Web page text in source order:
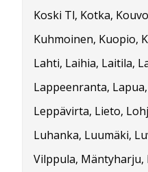
Koski Tl, Kotka,
Kuhmoinen, Kuopio,
Lahti, Laihia, Laitila,
Lappeenranta,
Leppävirta, Lieto,
Luhanka, Luumäki,
Vilppula,